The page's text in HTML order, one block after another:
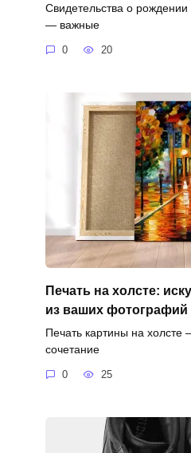
Свидетельства о
— важные
0 20
Печать на холсте:
из ваших фотографий
Печать картины на холсте
сочетание
0 25